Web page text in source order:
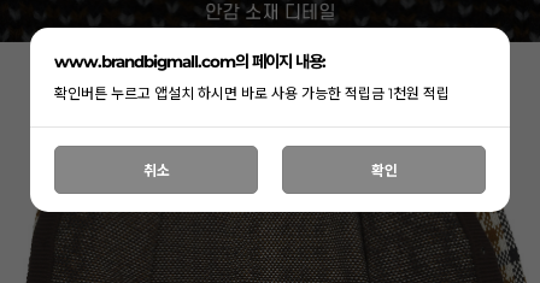
www.brandbigmall.com의 페이지 내용:
확인버튼 누르고 앱설치 하시면 바로 사용 가능한 적립금 1천원 적립
취소 확인